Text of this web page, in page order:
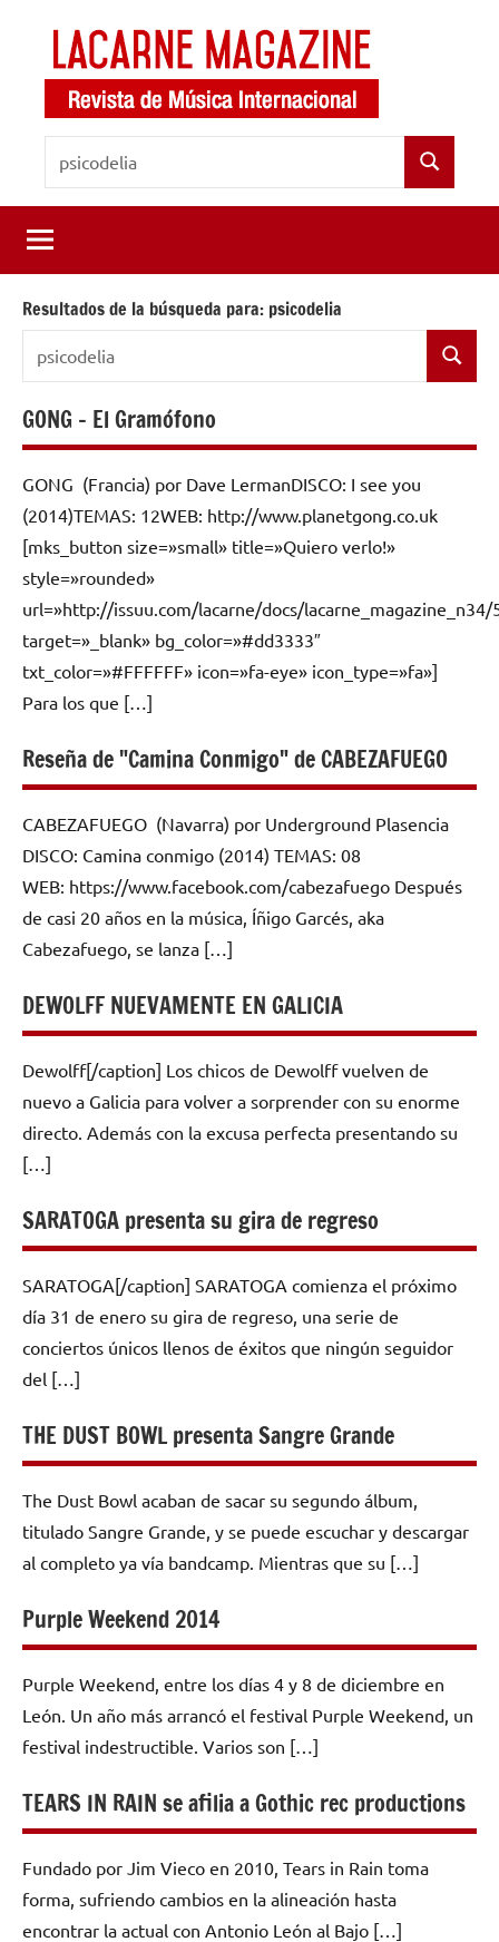
contenido
LaCarne
Magazine
de
música
internacional
Buscar:
Buscar
Resultados de la búsqueda para: psicodelia
Buscar
GONG – El Gramófono
GONG (Francia) por Dave LermanDISCO: I see you
(2014)TEMAS: 12WEB: http://www.planetgong.co.uk
[mks_button size=»small» title=»Quiero verlo!»
style=»rounded»
url=»http://issuu.com/lacarne/docs/lacarne_magazine_n34/
target=»_blank» bg_color=»#dd3333″
txt_color=»#FFFFFF» icon=»fa-eye» icon_type=»fa»]
Para los que […]
Reseña de "Camina Conmigo" de CABEZAFUEGO
CABEZAFUEGO (Navarra) por Underground Plasencia
DISCO: Camina conmigo (2014) TEMAS: 08
WEB: https://www.facebook.com/cabezafuego Después
de casi 20 años en la música, Íñigo Garcés, aka
Cabezafuego, se lanza […]
DEWOLFF NUEVAMENTE EN GALICIA
Dewolff[/caption] Los chicos de Dewolff vuelven de
nuevo a Galicia para volver a sorprender con su enorme
directo. Además con la excusa perfecta presentando su
[…]
SARATOGA presenta su gira de regreso
SARATOGA[/caption] SARATOGA comienza el próximo
día 31 de enero su gira de regreso, una serie de
conciertos únicos llenos de éxitos que ningún seguidor
del […]
THE DUST BOWL presenta Sangre Grande
The Dust Bowl acaban de sacar su segundo álbum,
titulado Sangre Grande, y se puede escuchar y descargar
al completo ya vía bandcamp. Mientras que su […]
Purple Weekend 2014
Purple Weekend, entre los días 4 y 8 de diciembre en
León. Un año más arrancó el festival Purple Weekend, un
festival indestructible. Varios son […]
TEARS IN RAIN se afilia a Gothic rec productions
Fundado por Jim Vieco en 2010, Tears in Rain toma
forma, sufriendo cambios en la alineación hasta
encontrar la actual con Antonio León al Bajo […]